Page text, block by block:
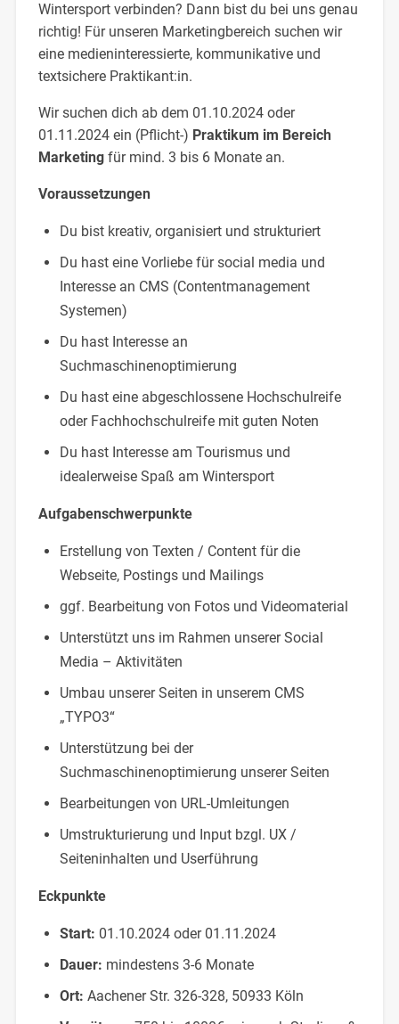
Wintersport verbinden? Dann bist du bei uns genau
richtig! Für unseren Marketingbereich suchen wir
eine medieninteressierte, kommunikative und
textsichere Praktikant:in.
Wir suchen dich ab dem 01.10.2024 oder
01.11.2024 ein (Pflicht-) Praktikum im Bereich
Marketingfür mind. 3 bis 6 Monate an.
Voraussetzungen
Du bist kreativ, organisiert und strukturiert
Du hast eine Vorliebe für social media und
Interesse an CMS (Contentmanagement
Systemen)
Du hast Interesse an
Suchmaschinenoptimierung
Du hast eine abgeschlossene Hochschulreife
oder Fachhochschulreife mit guten Noten
Du hast Interesse am Tourismus und
idealerweise Spaß am Wintersport
Aufgabenschwerpunkte
Erstellung von Texten / Content für die
Webseite, Postings und Mailings
ggf. Bearbeitung von Fotos und Videomaterial
Unterstützt uns im Rahmen unserer Social
Media – Aktivitäten
Umbau unserer Seiten in unserem CMS
„TYPO3“
Unterstützung bei der
Suchmaschinenoptimierung unserer Seiten
Bearbeitungen von URL-Umleitungen
Umstrukturierung und Input bzgl. UX /
Seiteninhalten und Userführung
Eckpunkte
Start: 01.10.2024 oder 01.11.2024
Dauer: mindestens 3-6 Monate
Ort: Aachener Str. 326-328, 50933 Köln